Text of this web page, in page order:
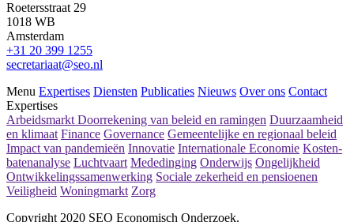
Roetersstraat 29
1018 WB
Amsterdam
+31 20 399 1255
secretariaat@seo.nl
Menu Expertises Diensten Publicaties Nieuws Over ons Contact
Expertises
Arbeidsmarkt Doorrekening van beleid en ramingen Duurzaamheid
en klimaat Finance Governance Gemeentelijke en regionaal beleid
Impact van pandemieën Innovatie Internationale Economie Kosten-
batenanalyse Luchtvaart Mededinging Onderwijs Ongelijkheid
Ontwikkelingssamenwerking Sociale zekerheid en pensioenen
Veiligheid Woningmarkt Zorg
Copyright 2020 SEO Economisch Onderzoek.